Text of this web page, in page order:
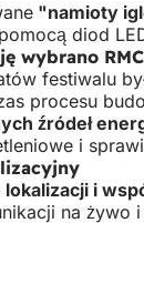
"namioty
diod
wybrano
festiwalu
procesu
źródeł
i
i
na żywo